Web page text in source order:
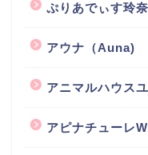
ぷりあでぃす玲奈
アウナ（Auna)
アニマルハウス
アピナチューレ